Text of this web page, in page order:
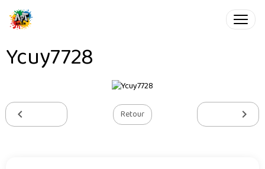
Ycuy7728
Retour